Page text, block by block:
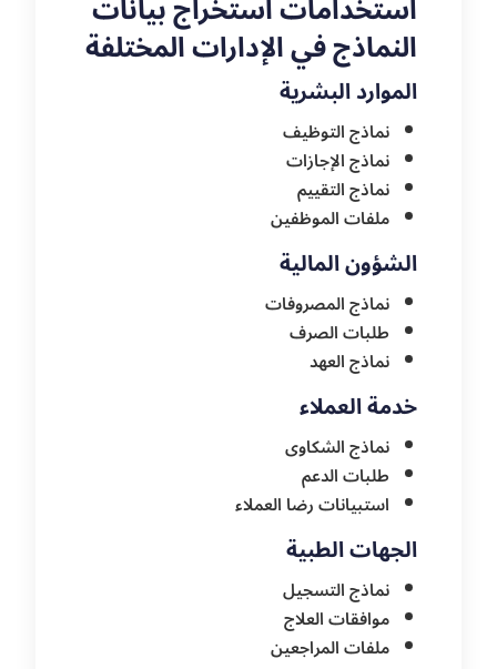
النماذج في الإدارات المختلفة
الموارد البشرية
نماذج التوظيف
نماذج الإجازات
نماذج التقييم
ملفات الموظفين
الشؤون المالية
نماذج المصروفات
طلبات الصرف
نماذج العهد
خدمة العملاء
نماذج الشكاوى
طلبات الدعم
استبيانات رضا العملاء
الجهات الطبية
نماذج التسجيل
موافقات العلاج
ملفات المراجعين